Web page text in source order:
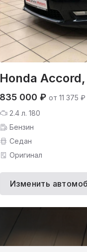
Honda Accord,
835 000 ₽ от 11 375
2.4 л. 180
Бензин
Седан
Оригинал
Изменить